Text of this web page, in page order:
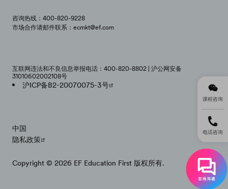
咨询热线：400-820-9228
市场合作请邮件联系：ecmkt@ef.com
互联网违法和不良信息举报电话：400-820-8802 | 沪公网安备
31010602002108号
沪ICP备B2-20070075-3号
中国
隐私政策
Copyright © 2026 EF Education First 版权所有.
课程咨询
电话咨询